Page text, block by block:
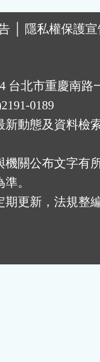
隱私權保護
台北市重慶南路
0189
新動態及資料檢
機關公布文字有
。
期更新，法規整